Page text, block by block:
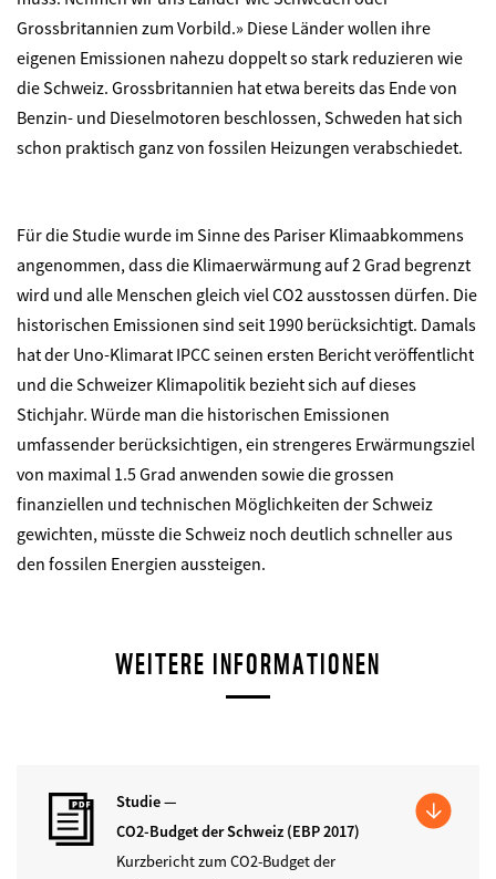
Grossbritannien zum Vorbild.» Diese Länder wollen ihre
eigenen Emissionen nahezu doppelt so stark reduzieren wie
die Schweiz. Grossbritannien hat etwa bereits das Ende von
Benzin- und Dieselmotoren beschlossen, Schweden hat sich
schon praktisch ganz von fossilen Heizungen verabschiedet.
Für die Studie wurde im Sinne des Pariser Klimaabkommens
angenommen, dass die Klimaerwärmung auf 2 Grad begrenzt
wird und alle Menschen gleich viel CO2 ausstossen dürfen. Die
historischen Emissionen sind seit 1990 berücksichtigt. Damals
hat der Uno-Klimarat IPCC seinen ersten Bericht veröffentlicht
und die Schweizer Klimapolitik bezieht sich auf dieses
Stichjahr. Würde man die historischen Emissionen
umfassender berücksichtigen, ein strengeres Erwärmungsziel
von maximal 1.5 Grad anwenden sowie die grossen
finanziellen und technischen Möglichkeiten der Schweiz
gewichten, müsste die Schweiz noch deutlich schneller aus
den fossilen Energien aussteigen.
WEITERE INFORMATIONEN
Studie —
CO2-Budget der Schweiz (EBP 2017)
Kurzbericht zum CO2-Budget der